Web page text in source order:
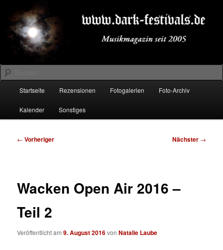
primären
Inhalt
springenDARK-FESTIVALS.DE
Suchen
Startseite Rezensionen Fotogalerien Foto-Archiv
Kalender Sonstiges
Beitragsnavigation
← Vorheriger Nächster →
Wacken Open Air 2016 –
Teil 2
Veröffentlicht am9. August 2016vonNatalie Laube